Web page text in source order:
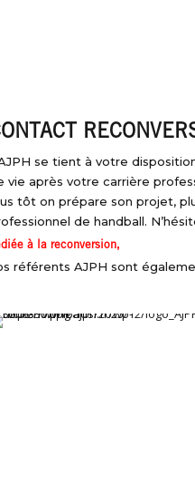
se tient à votre
vie après votre carrière
tôt on prépare son projet,
de handball.
à la reconversion,
référents AJPH sont